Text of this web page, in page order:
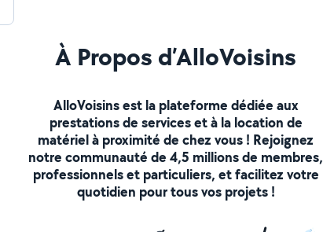
À Propos d’AlloVoisins
AlloVoisins est la plateforme dédiée aux
prestations de services et à la location de
matériel à proximité de chez vous ! Rejoignez
notre communauté de 4,5 millions de membres,
professionnels et particuliers, et facilitez votre
quotidien pour tous vos projets !